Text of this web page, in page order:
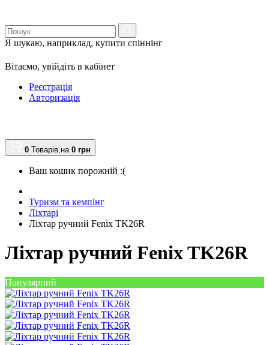
Я шукаю, наприклад, купити спіннінг
Вітаємо, увійдіть в кабінет
Реєстрація
Авторизація
0 Товарів,на 0 грн
Ваш кошик порожній :(
Туризм та кемпінг
Ліхтарі
Ліхтар ручний Fenix TK26R
Ліхтар ручний Fenix TK26R
Популярний